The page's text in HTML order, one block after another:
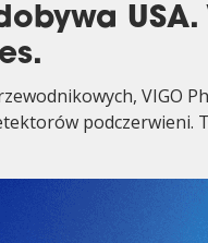
Infrared Detectors
VIGO